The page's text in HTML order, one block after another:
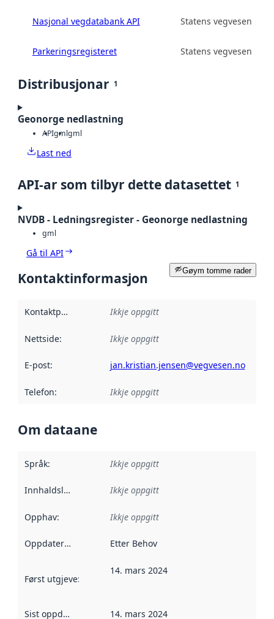
Nasjonal vegdatabank API Statens vegvesen
Parkeringsregisteret Statens vegvesen
Distribusjonar 1
Geonorge nedlastning
APIgmlgml
Last ned
API-ar som tilbyr dette datasettet 1
NVDB - Ledningsregister - Geonorge nedlastning
gml
Gå til API
Gøym tomme rader
Kontaktinformasjon
Kontaktpunkt Ikkje oppgitt
Nettside: Ikkje oppgitt
E-post: jan.kristian.jensen@vegvesen.no
Telefon: Ikkje oppgitt
Om dataane
Språk: Ikkje oppgitt
Innhaldsleverandørar :
Ikkje oppgitt
Opphav: Ikkje oppgitt
Oppdateringsfrekvens :
Etter Behov
Først utgjeve:
14. mars 2024
Sist oppdatert 14. mars 2024